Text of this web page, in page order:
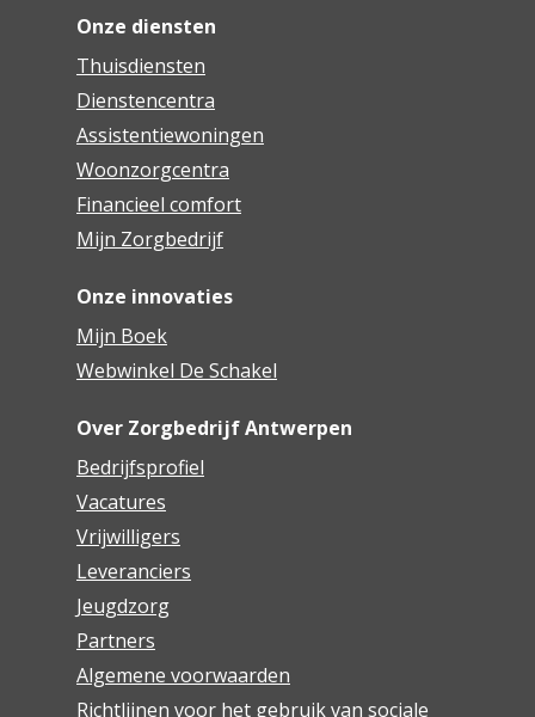
Onze diensten
Thuisdiensten
Dienstencentra
Assistentiewoningen
Woonzorgcentra
Financieel comfort
Mijn Zorgbedrijf
Onze innovaties
Mijn Boek
Webwinkel De Schakel
Over Zorgbedrijf Antwerpen
Bedrijfsprofiel
Vacatures
Vrijwilligers
Leveranciers
Jeugdzorg
Partners
Algemene voorwaarden
Richtlijnen voor het gebruik van sociale